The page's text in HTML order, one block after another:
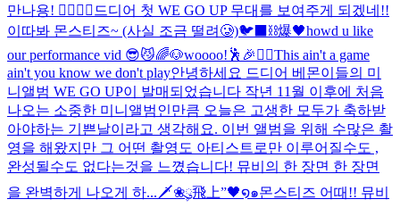
만나용! ❤️‍🔥❤️‍🔥 드디어 첫 WE GO UP 무대를 보여주게 되겠네!!
이따봐 몬스티즈~ (사실 조금 떨려🥲)🐦‍⬛⛓️爆🖤howd u like
our performance vid 😎😼🌈🐶woooo!🕺🎉❤️‍🔥This ain't a game
ain't you know we don't play안녕하세요 드디어 베몬이들의 미
니앨범 WE GO UP이 발매되었습니다 작년 11월 이후에 처음
나오는 소중한 미니앨범인만큼 오늘은 고생한 모두가 축하받
아야하는 기쁜날이라고 생각해요. 이번 앨범을 위해 수많은 촬
영을 해왔지만 그 어떤 촬영도 아티스트로만 이루어질수도 ,
완성될수도 없다는것을 느꼈습니다! 뮤비의 한 장면 한 장면
을 완벽하게 나오게 하... 🗡️❀ུ۪飛上”🖤໑๑몬스티즈 어때!! 뮤비